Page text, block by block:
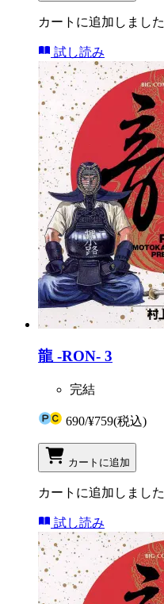
カートに追加しました
試し読み
龍 -RON- 3
完結
690/¥759(税込)
カートに追加
カートに追加しました
試し読み